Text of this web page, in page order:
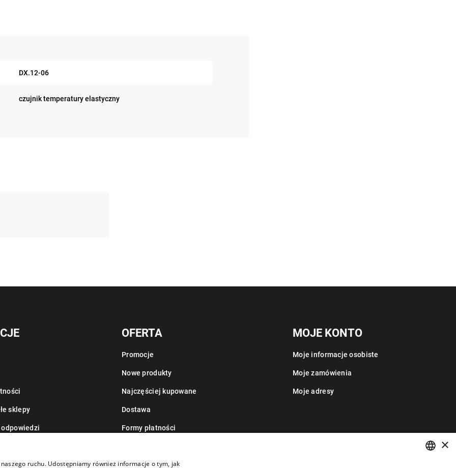
DX.12-06
czujnik temperatury elastyczny
sklepy
odpowiedzi
OFERTA
Promocje
Nowe produkty
Najczęściej kupowane
Dostawa
Formy płatności
MOJE KONTO
Moje informacje osobiste
Moje zamówienia
Moje adresy
×
ruchu. Udostępniamy również informacje o tym, jak